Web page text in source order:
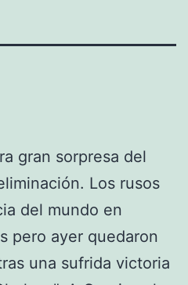
gran sorpresa del
Los rusos
del mundo en
pero ayer quedaron
una sufrida victoria